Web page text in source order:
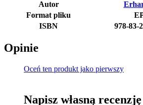
Autor
Format pliku
ISBN
978-83-
Opinie
Oceń ten produkt jako pierwszy
Napisz własną recenzję